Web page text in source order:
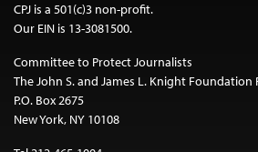
CPJ is a 501(c)3 non-profit.
Our EIN is 13-3081500.
Committee to Protect Journalists
The John S. and James L. Knight Foundation
P.O. Box 2675
New York, NY 10108